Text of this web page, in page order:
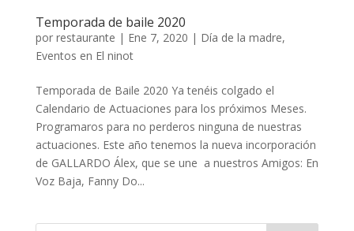
Temporada de baile 2020
por restaurante | Ene 7, 2020 | Día de la madre,
Eventos en El ninot
Temporada de Baile 2020 Ya tenéis colgado el
Calendario de Actuaciones para los próximos Meses.
Programaros para no perderos ninguna de nuestras
actuaciones. Este año tenemos la nueva incorporación
de GALLARDO Álex, que se une a nuestros Amigos: En
Voz Baja, Fanny Do...